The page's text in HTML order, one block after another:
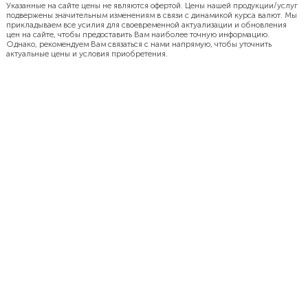
Указанные на сайте цены не являются офертой. Цены нашей продукции/услуг
подвержены значительным изменениям в связи с динамикой курса валют. Мы
прикладываем все усилия для своевременной актуализации и обновления
цен на сайте, чтобы предоставить Вам наиболее точную информацию.
Однако, рекомендуем Вам связаться с нами напрямую, чтобы уточнить
актуальные цены и условия приобретения.